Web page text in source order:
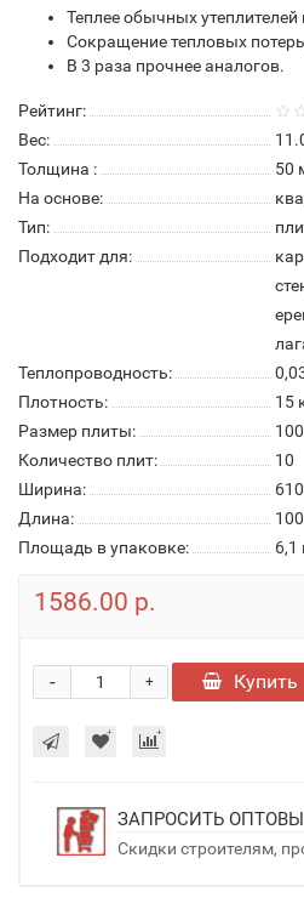
Теплее обычных утеплителей
Сокращение тепловых
В 3 раза прочнее аналогов.
Рейтинг:
Вес:
Толщина :
50
На основе:
Тип:
Подходит для:
Теплопроводность:
Плотность:
15
Размер плиты:
Количество плит:
10
Ширина:
Длина:
Площадь в упаковке:
6,1
1586.00 р.
+
- Купить
ЗАПРОСИТЬ
Скидки строителям,